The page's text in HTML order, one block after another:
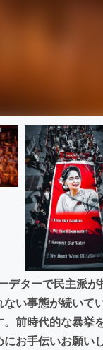
デターで民主派が
ない事態が続いて
。前時代的な暴
お手伝いお願い